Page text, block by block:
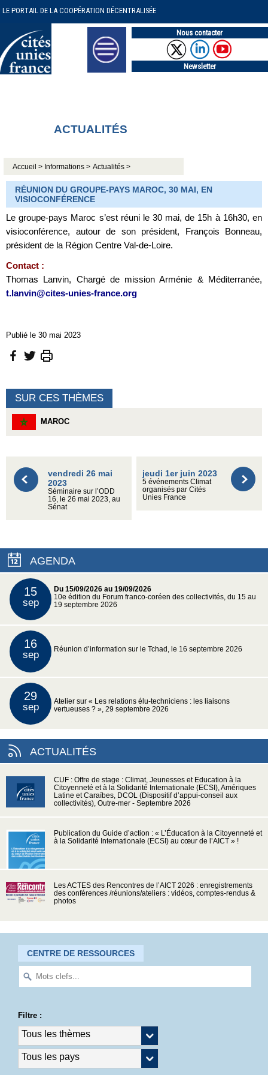
LE PORTAIL DE LA COOPÉRATION DÉCENTRALISÉE
Nous contacter
Newsletter
ACTUALITÉS
Accueil > Informations > Actualités >
RÉUNION DU GROUPE-PAYS MAROC, 30 MAI, EN
VISIOCONFÉRENCE
Le groupe-pays Maroc s’est réuni le 30 mai, de 15h à 16h30, en
visioconférence, autour de son président, François Bonneau,
président de la Région Centre Val-de-Loire.
Contact :
Thomas Lanvin, Chargé de mission Arménie & Méditerranée,
t.lanvin@cites-unies-france.org
Publié le 30 mai 2023
SUR CES THÈMES
MAROC
vendredi 26 mai
2023
Séminaire sur l’ODD
16, le 26 mai 2023, au
Sénat
jeudi 1er juin 2023
5 événements Climat
organisés par Cités
Unies France
AGENDA
15
sep
Du 15/09/2026 au 19/09/2026
10e édition du Forum franco-coréen des collectivités, du 15 au
19 septembre 2026
16
sep Réunion d’information sur le Tchad, le 16 septembre 2026
29
sep
Atelier sur « Les relations élu-techniciens : les liaisons
vertueuses ? », 29 septembre 2026
ACTUALITÉS
CUF : Offre de stage : Climat, Jeunesses et Education à la
Citoyenneté et à la Solidarité Internationale (ECSI), Amériques
Latine et Caraïbes, DCOL (Dispositif d’appui-conseil aux
collectivités), Outre-mer - Septembre 2026
Publication du Guide d’action : « L’Éducation à la Citoyenneté et
à la Solidarité Internationale (ECSI) au cœur de l’AICT » !
Les ACTES des Rencontres de l’AICT 2026 : enregistrements
des conférences /réunions/ateliers : vidéos, comptes-rendus &
photos
CENTRE DE RESSOURCES
Filtre :